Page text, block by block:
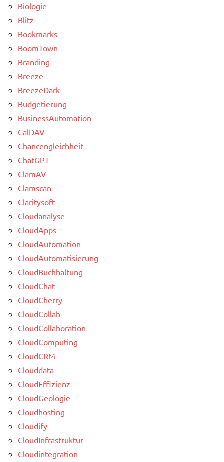
Biologie
Blitz
Bookmarks
BoomTown
Branding
Breeze
BreezeDark
Budgetierung
BusinessAutomation
CalDAV
Chancengleichheit
ChatGPT
ClamAV
Clamscan
Claritysoft
Cloudanalyse
CloudApps
CloudAutomation
CloudAutomatisierung
CloudBuchhaltung
CloudChat
CloudCherry
CloudCollab
CloudCollaboration
CloudComputing
CloudCRM
Clouddata
CloudEffizienz
CloudGeologie
Cloudhosting
Cloudify
CloudInfrastruktur
Cloudintegration